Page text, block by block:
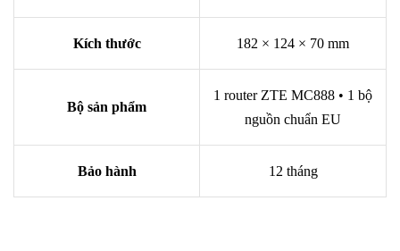
Kích thước 182 × 124 × 70 mm
Bộ sản phẩm
1 router ZTE MC888 • 1 bộ
nguồn chuẩn EU
Bảo hành 12 tháng